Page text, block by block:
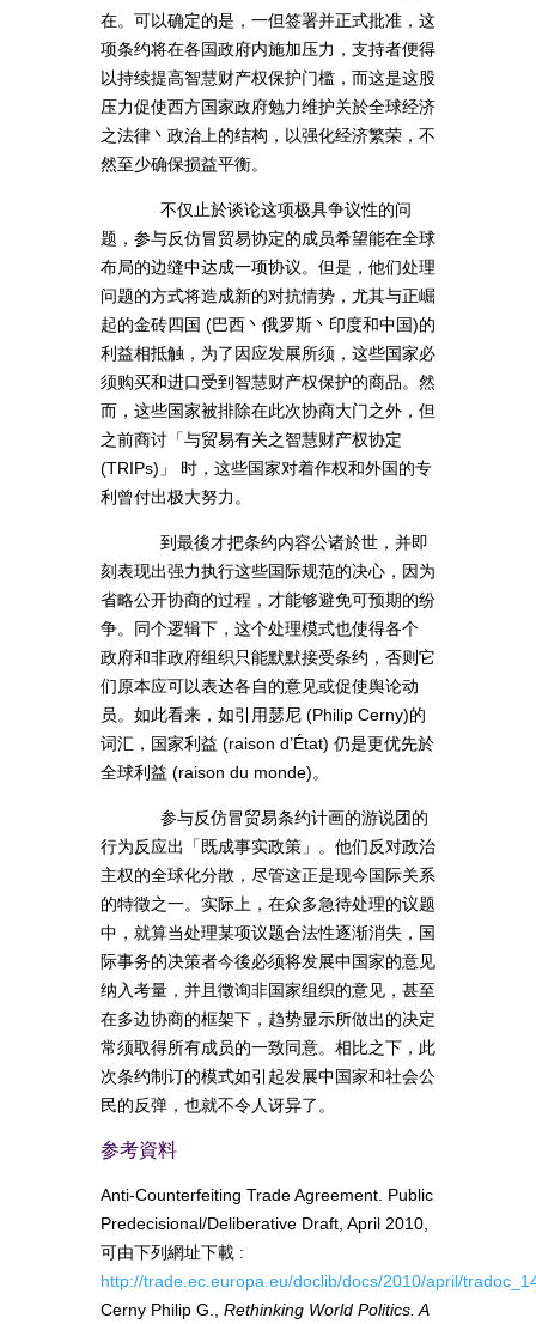
在。可以确定的是，一但签署并正式批准，这
项条约将在各国政府内施加压力，支持者便得
以持续提高智慧财产权保护门槛，而这是这股
压力促使西方国家政府勉力维护关於全球经济
之法律丶政治上的结构，以强化经济繁荣，不
然至少确保损益平衡。
不仅止於谈论这项极具争议性的问
题，参与反仿冒贸易协定的成员希望能在全球
布局的边缝中达成一项协议。但是，他们处理
问题的方式将造成新的对抗情势，尤其与正崛
起的金砖四国 (巴西丶俄罗斯丶印度和中国)的
利益相抵触，为了因应发展所须，这些国家必
须购买和进口受到智慧财产权保护的商品。然
而，这些国家被排除在此次协商大门之外，但
之前商讨「与贸易有关之智慧财产权协定
(TRIPs)」 时，这些国家对着作权和外国的专
利曾付出极大努力。
到最後才把条约内容公诸於世，并即
刻表现出强力执行这些国际规范的决心，因为
省略公开协商的过程，才能够避免可预期的纷
争。同个逻辑下，这个处理模式也使得各个
政府和非政府组织只能默默接受条约，否则它
们原本应可以表达各自的意见或促使舆论动
员。如此看来，如引用瑟尼 (Philip Cerny)的
词汇，国家利益 (raison d’État) 仍是更优先於
全球利益 (raison du monde)。
参与反仿冒贸易条约计画的游说团的
行为反应出「既成事实政策」。他们反对政治
主权的全球化分散，尽管这正是现今国际关系
的特徵之一。实际上，在众多急待处理的议题
中，就算当处理某项议题合法性逐渐消失，国
际事务的决策者今後必须将发展中国家的意见
纳入考量，并且徵询非国家组织的意见，甚至
在多边协商的框架下，趋势显示所做出的决定
常须取得所有成员的一致同意。相比之下，此
次条约制订的模式如引起发展中国家和社会公
民的反弹，也就不令人讶异了。
参考資料
Anti-Counterfeiting Trade Agreement. Public
Predecisional/Deliberative Draft, April 2010,
可由下列網址下載 :
http://trade.ec.europa.eu/doclib/docs/2010/april/
Cerny Philip G., Rethinking World Politics. A